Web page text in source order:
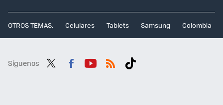
OTROS TEMAS: Celulares Tablets Samsung Colombia
Síguenos